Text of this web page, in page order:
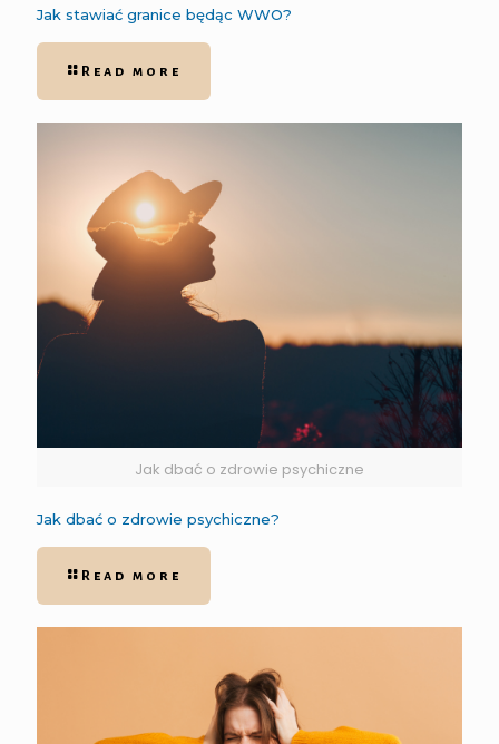
Jak stawiać granice będąc WWO?
Read more
Jak dbać o zdrowie psychiczne
Jak dbać o zdrowie psychiczne?
Read more